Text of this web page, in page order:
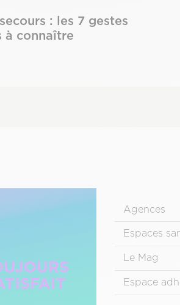
: les 7 gestes
à connaître
Menu
de
principal
Agences
Espaces
Le Mag
Espace